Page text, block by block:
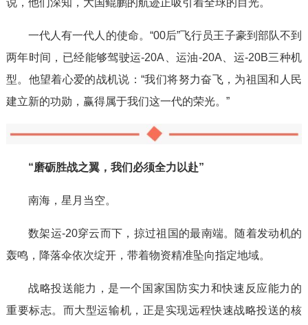
一代人有一代人的使命。“00后”飞行员王子豪到部队不到
两年时间，已经能够驾驶运-20A、运油-20A、运-20B三种机
型。他望着心爱的战机说：“我们将努力奋飞，为祖国和人民
建立新的功勋，赢得属于我们这一代的荣光。”
“磨砺胜战之翼，我们必须全力以赴”
南海，星月当空。
数架运-20穿云而下，掠过祖国的最南端。随着发动机的
轰鸣，降落伞依次绽开，带着物资精准坠向指定地域。
战略投送能力，是一个国家国防实力和快速反应能力的
重要标志。而大型运输机，正是实现远程快速战略投送的核